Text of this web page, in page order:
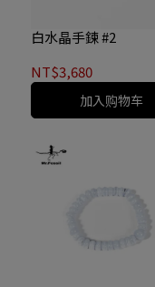
白水晶手鍊 #2
NT$3,680
加入购物车